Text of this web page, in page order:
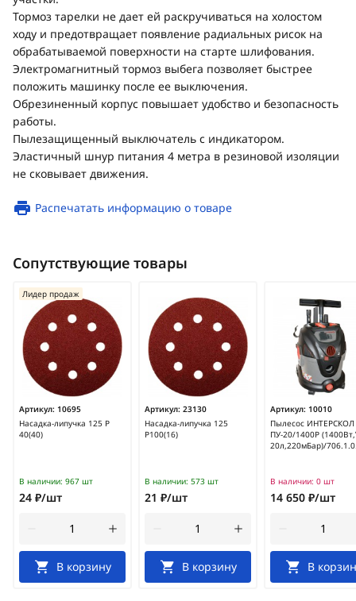
Тормоз тарелки не дает ей раскручиваться на холостом
ходу и предотвращает появление радиальных рисок на
обрабатываемой поверхности на старте шлифования.
Электромагнитный тормоз выбега позволяет быстрее
положить машинку после ее выключения.
Обрезиненный корпус повышает удобство и безопасность
работы.
Пылезащищенный выключатель с индикатором.
Эластичный шнур питания 4 метра в резиновой изоляции
не сковывает движения.
Распечатать информацию о товаре
Сопутствующие товары
Артикул: 10695
Насадка-липучка 125 Р
40(40)
Лидер продаж
В наличии: 967 шт
24 ₽/шт
В корзину
Артикул: 23130
Насадка-липучка 125
Р100(16)
В наличии: 573 шт
21 ₽/шт
В корзину
Артикул: 10010
Пылесос ИНТЕРСКОЛ
ПУ-20/1400Р
20л,220мБар)/
В наличии: 0 шт
14 650 ₽/шт
В